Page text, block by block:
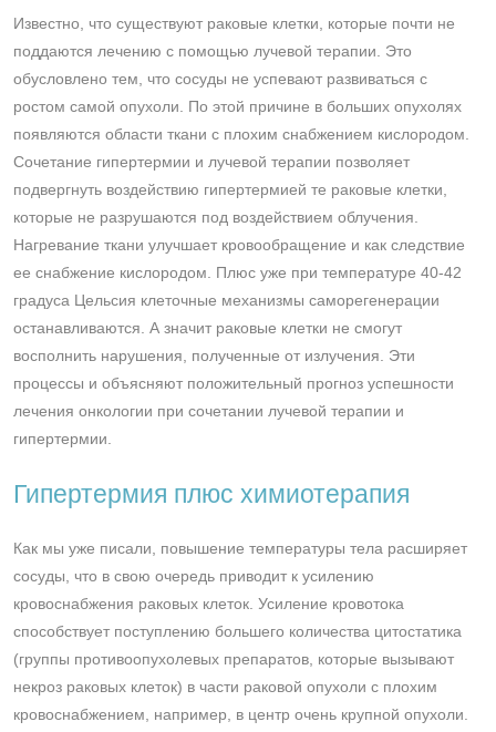
Известно, что существуют раковые клетки, которые почти не
поддаются лечению с помощью лучевой терапии. Это
обусловлено тем, что сосуды не успевают развиваться с
ростом самой опухоли. По этой причине в больших опухолях
появляются области ткани с плохим снабжением кислородом.
Сочетание гипертермии и лучевой терапии позволяет
подвергнуть воздействию гипертермией те раковые клетки,
которые не разрушаются под воздействием облучения.
Нагревание ткани улучшает кровообращение и как следствие
ее снабжение кислородом. Плюс уже при температуре 40-42
градуса Цельсия клеточные механизмы саморегенерации
останавливаются. А значит раковые клетки не смогут
восполнить нарушения, полученные от излучения. Эти
процессы и объясняют положительный прогноз успешности
лечения онкологии при сочетании лучевой терапии и
гипертермии.
Гипертермия плюс химиотерапия
Как мы уже писали, повышение температуры тела расширяет
сосуды, что в свою очередь приводит к усилению
кровоснабжения раковых клеток. Усиление кровотока
способствует поступлению большего количества цитостатика
(группы противоопухолевых препаратов, которые вызывают
некроз раковых клеток) в части раковой опухоли с плохим
кровоснабжением, например, в центр очень крупной опухоли.